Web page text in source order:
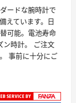
ードな腕時計で
えています。日
可能。電池寿命
ン時計。 ご注文
事前に十分にご